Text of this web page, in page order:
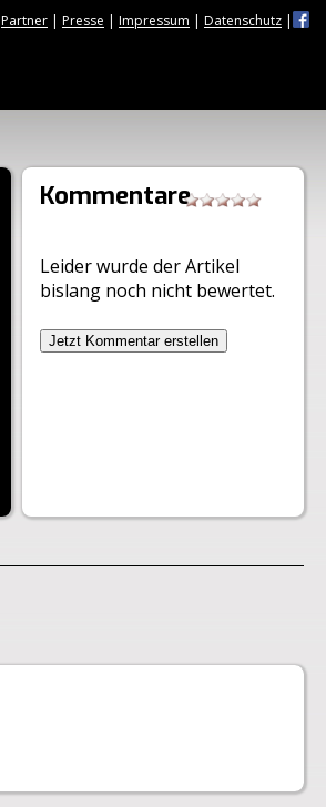
Partner | Presse | Impressum | Datenschutz |
Kommentare
Leider wurde der Artikel
bislang noch nicht bewertet.
Jetzt Kommentar erstellen